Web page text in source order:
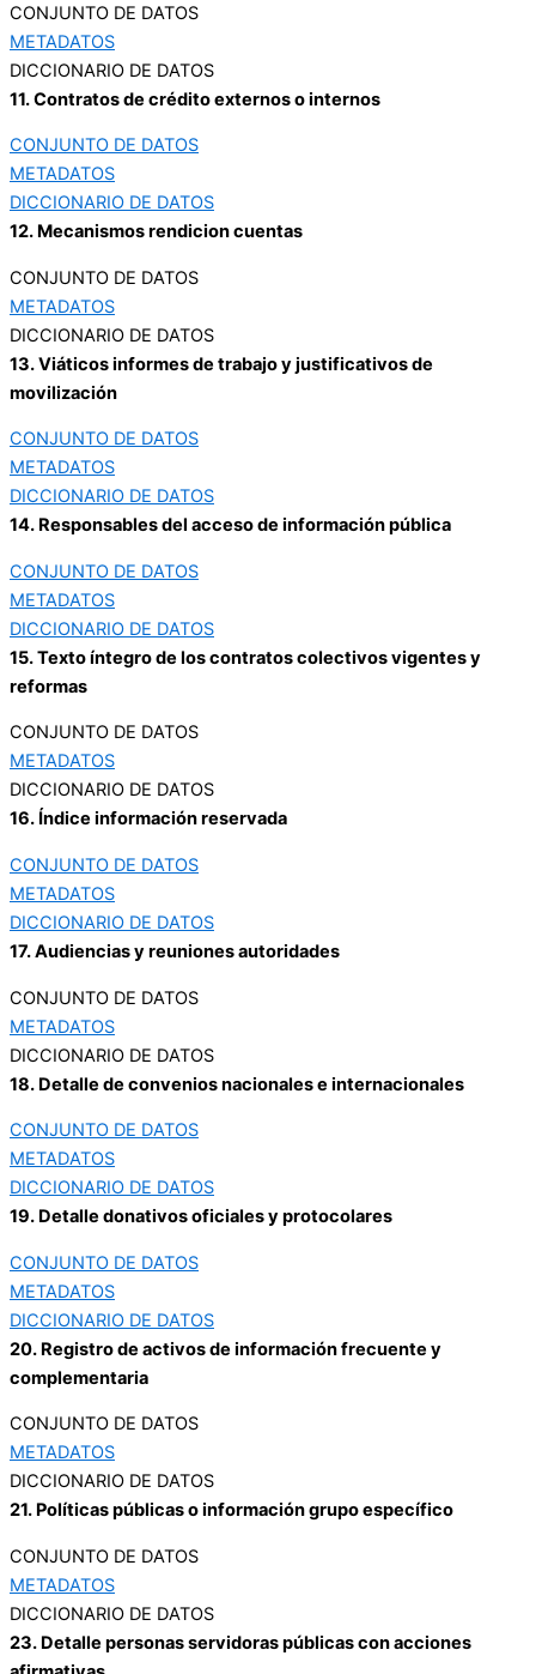
CONJUNTO DE DATOS
METADATOS
DICCIONARIO DE DATOS
11. Contratos de crédito externos o internos
CONJUNTO DE DATOS
METADATOS
DICCIONARIO DE DATOS
12. Mecanismos rendicion cuentas
CONJUNTO DE DATOS
METADATOS
DICCIONARIO DE DATOS
13. Viáticos informes de trabajo y justificativos de
movilización
CONJUNTO DE DATOS
METADATOS
DICCIONARIO DE DATOS
14. Responsables del acceso de información pública
CONJUNTO DE DATOS
METADATOS
DICCIONARIO DE DATOS
15. Texto íntegro de los contratos colectivos vigentes y
reformas
CONJUNTO DE DATOS
METADATOS
DICCIONARIO DE DATOS
16. Índice información reservada
CONJUNTO DE DATOS
METADATOS
DICCIONARIO DE DATOS
17. Audiencias y reuniones autoridades
CONJUNTO DE DATOS
METADATOS
DICCIONARIO DE DATOS
18. Detalle de convenios nacionales e internacionales
CONJUNTO DE DATOS
METADATOS
DICCIONARIO DE DATOS
19. Detalle donativos oficiales y protocolares
CONJUNTO DE DATOS
METADATOS
DICCIONARIO DE DATOS
20. Registro de activos de información frecuente y
complementaria
CONJUNTO DE DATOS
METADATOS
DICCIONARIO DE DATOS
21. Políticas públicas o información grupo específico
CONJUNTO DE DATOS
METADATOS
DICCIONARIO DE DATOS
23. Detalle personas servidoras públicas con acciones